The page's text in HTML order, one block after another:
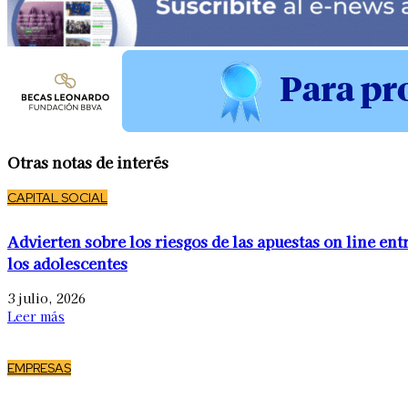
Otras notas de interés
CAPITAL SOCIAL
Advierten sobre los riesgos de las apuestas on line
los adolescentes
3 julio, 2026
Leer más
EMPRESAS